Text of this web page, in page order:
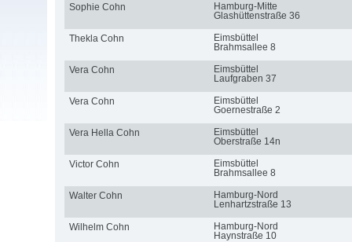
Sophie Cohn
Hamburg-Mitte
Glashüttenstraße 36
Thekla Cohn
Eimsbüttel
Brahmsallee 8
Vera Cohn
Eimsbüttel
Laufgraben 37
Vera Cohn
Eimsbüttel
Goernestraße 2
Vera Hella Cohn
Eimsbüttel
Oberstraße 14n
Victor Cohn
Eimsbüttel
Brahmsallee 8
Walter Cohn
Hamburg-Nord
Lenhartzstraße 13
Wilhelm Cohn
Hamburg-Nord
Haynstraße 10